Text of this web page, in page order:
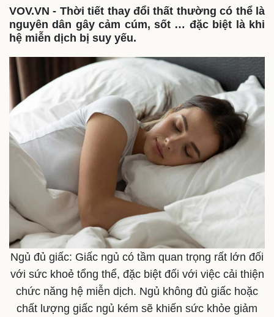
Thế giới
Quan sát
Cuộc sống đó đây
Hồ sơ
Multimedia
Video
Ảnh
E-Magazine
VOV.VN - Thời tiết thay đổi thất thường có thể là
nguyên dân gây cảm cúm, sốt … đặc biệt là khi
hệ miễn dịch bị suy yếu.
Ngủ đủ giấc: Giấc ngủ có tầm quan trọng rất lớn đối
với sức khoẻ tổng thể, đặc biệt đối với việc cải thiện
chức năng hệ miễn dịch. Ngủ không đủ giấc hoặc
chất lượng giấc ngủ kém sẽ khiến sức khỏe giảm